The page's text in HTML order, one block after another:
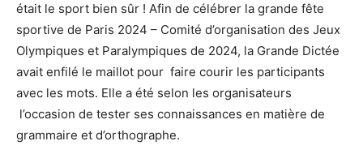
était le sport bien sûr ! Afin de célébrer la grande fête
sportive de Paris 2024 – Comité d’organisation des Jeux
Olympiques et Paralympiques de 2024, la Grande Dictée
avait enfilé le maillot pour faire courir les participants
avec les mots. Elle a été selon les organisateurs
l’occasion de tester ses connaissances en matière de
grammaire et d’orthographe.